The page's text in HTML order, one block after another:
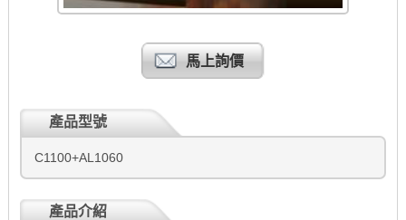
馬上詢價
產品型號
C1100+AL1060
產品介紹